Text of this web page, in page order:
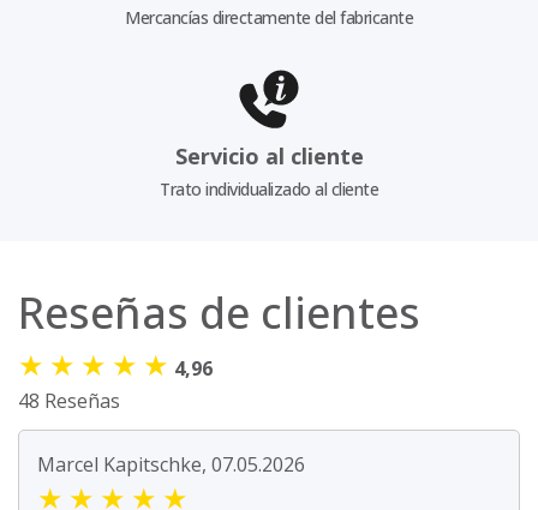
Mercancías directamente del fabricante
Servicio al cliente
Trato individualizado al cliente
Reseñas de clientes
★ ★ ★ ★ ★ 4,96
48 Reseñas
Marcel Kapitschke, 07.05.2026
★ ★ ★ ★ ★